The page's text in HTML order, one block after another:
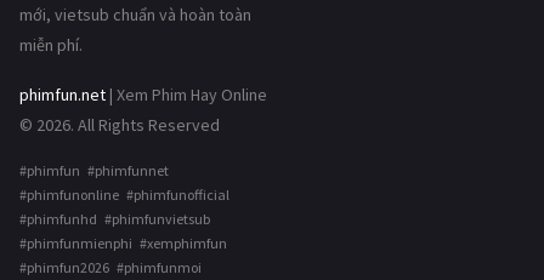
mới, vietsub chuẩn và hoàn toàn
miễn phí.
phimfun.net | Xem Phim Hay Online
© 2026. All Rights Reserved
#phimfun #phimfunnet
#phimfunonline #phimfunofficial
#phimfunhd #phimfunvietsub
#phimfunmienphi #xemphimfun
#phimfun2026 #phimfunmoi